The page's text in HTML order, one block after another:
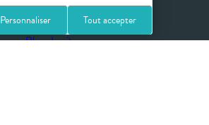
Mentions légales
Plan du site
Tout accepter
Personnaliser